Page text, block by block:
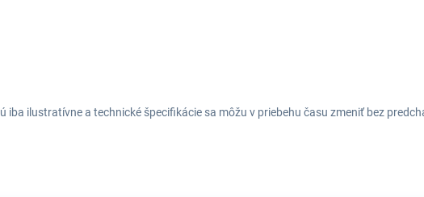
iba ilustratívne a technické špecifikácie sa môžu v priebehu času zmeniť bez